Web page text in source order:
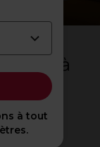
à
du
à tout